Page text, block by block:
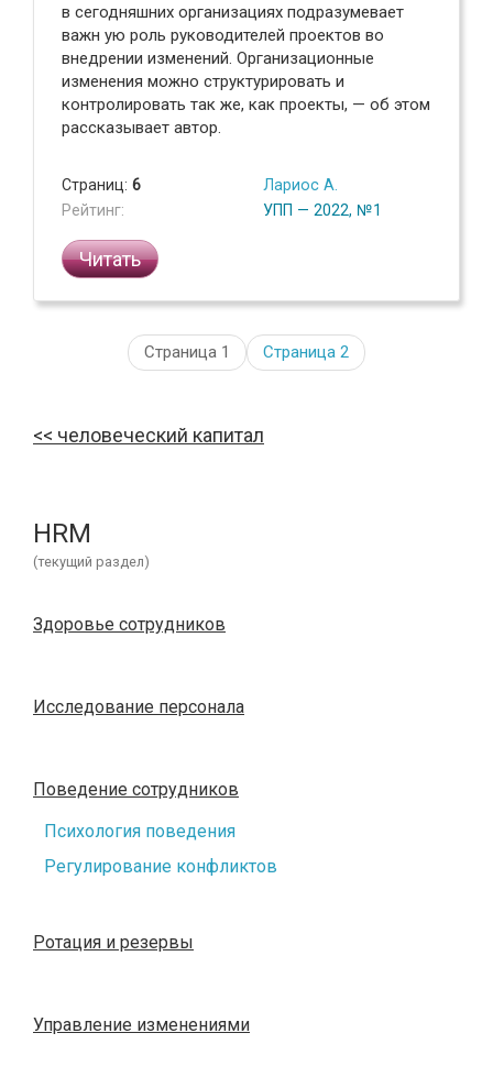
в сегодняшних организациях подразумевает
важн ую роль руководителей проектов во
внедрении изменений. Организационные
изменения можно структурировать и
контролировать так же, как проекты, — об этом
рассказывает автор.
Страниц: 6
Рейтинг:
Лариос А.
УПП — 2022, №1
Читать
Страница 1 Страница 2
человеческий капитал
HRM
(текущий раздел)
Здоровье сотрудников
Исследование персонала
Поведение сотрудников
Психология поведения
Регулирование конфликтов
Ротация и резервы
Управление изменениями